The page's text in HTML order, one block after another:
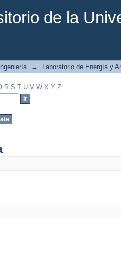
de la
→ Laboratorio de Energía y
R S T U V W X Y Z